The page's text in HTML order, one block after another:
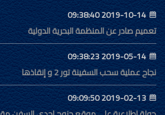
2019-10-14 09:38:40
تعميم صادر عن المنظمة البحرية الدولية
2019-05-14 09:38:23
نجاح عملية سحب السفينة تور 2 و إنقاذها
2019-02-13 09:09:50